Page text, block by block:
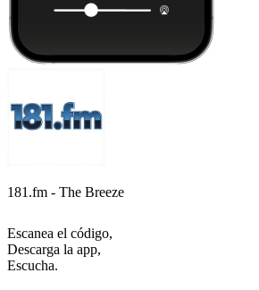
181.fm - The Breeze
Escanea el código,
Descarga la app,
Escucha.